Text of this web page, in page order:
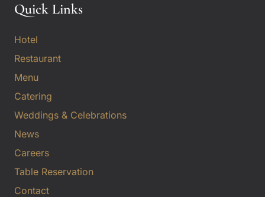
Quick Links
Hotel
Restaurant
Menu
Catering
Weddings & Celebrations
News
Careers
Table Reservation
Contact